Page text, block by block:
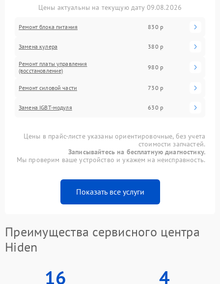
Цены актуальны на текущую дату 09.08.2026
Ремонт блока питания 830 р
Замена кулера 380 р
Ремонт платы управления
(восстановление)
980 р
Ремонт силовой части 730 р
Замена IGBT-модуля 630 р
Цены в прайс-листе указаны ориентировочные, без учета
стоимости запчастей.
Записывайтесь на бесплатную диагностику.
Мы проверим ваше устройство и укажем на неисправность.
Показать все услуги
Преимущества сервисного центра
Hiden
16 4